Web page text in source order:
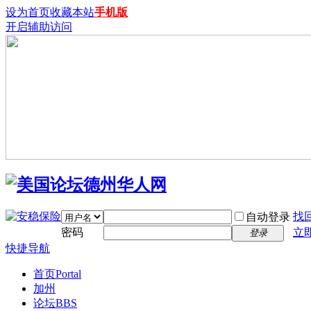
设为首页收藏本站手机版
开启辅助访问
自动登录 找
密码
登录
立
快捷导航
首页Portal
加州
论坛BBS